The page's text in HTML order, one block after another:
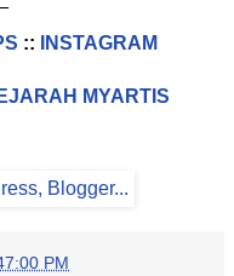
::
INSTAGRAM
MYARTIS
PM